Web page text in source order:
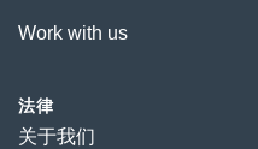
Work with us
法律
关于我们